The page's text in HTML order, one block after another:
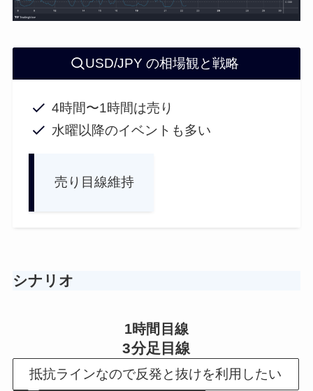
USD/JPY の相場観と戦略
4時間〜1時間は売り
水曜以降のイベントも多い
売り目線維持
シナリオ
1時間目線
3分足目線
抵抗ラインなので反発と抜けを利用したい